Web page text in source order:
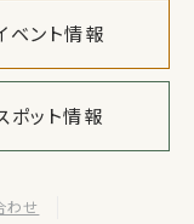
ベント情報
ポット情報
わせ